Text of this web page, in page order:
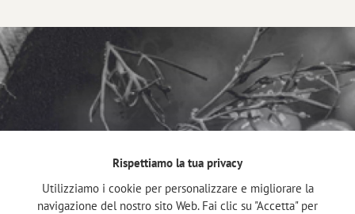
Rispettiamo la tua privacy
Utilizziamo i cookie per personalizzare e migliorare la
navigazione del nostro sito Web. Fai clic su "Accetta" per